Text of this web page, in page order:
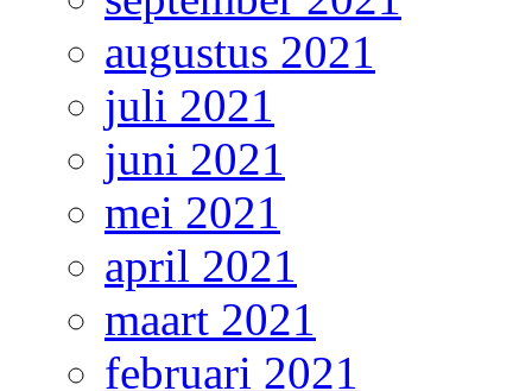
augustus 2021
juli 2021
juni 2021
mei 2021
april 2021
maart 2021
februari 2021